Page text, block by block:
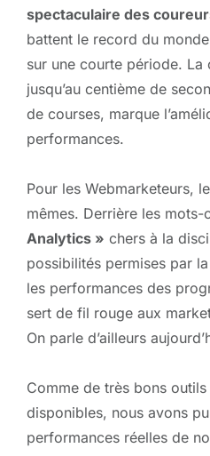
spectaculaire des
battent le record du
sur une courte période. La
jusqu’au centième de
de courses, marque
performances.
Pour les Webmarketeurs,
mêmes. Derrière les mots-
Analytics » chers à la
possibilités permises par
les performances des
sert de fil rouge aux
On parle d’ailleurs
Comme de très bons
disponibles, nous avons
performances réelles de